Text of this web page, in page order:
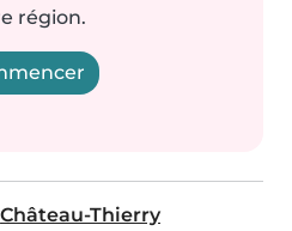
région.
Château-Thierry